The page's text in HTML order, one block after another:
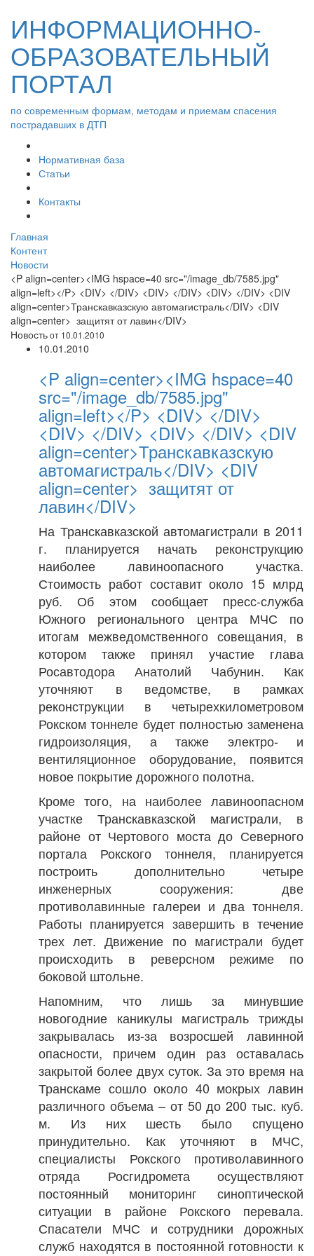
ИНФОРМАЦИОННО-
ОБРАЗОВАТЕЛЬНЫЙ
ПОРТАЛ
по современным формам, методам и приемам спасения
пострадавших в ДТП
Нормативная база
Статьи
Контакты
Главная
Контент
Новости
<P align=center><IMG hspace=40 src="/image_db/7585.jpg"
align=left></P> <DIV> </DIV> <DIV> </DIV> <DIV> </DIV> <DIV
align=center>Транскавказскую автомагистраль</DIV> <DIV
align=center> защитят от лавин</DIV>
Новостьот 10.01.2010
10.01.2010
<P align=center><IMG hspace=40
src="/image_db/7585.jpg"
align=left></P> <DIV> </DIV>
<DIV> </DIV> <DIV> </DIV> <DIV
align=center>Транскавказскую
автомагистраль</DIV> <DIV
align=center> защитят от
лавин</DIV>
На Транскавказской автомагистрали в 2011
г. планируется начать реконструкцию
наиболее лавиноопасного участка.
Стоимость работ составит около 15 млрд
руб. Об этом сообщает пресс-служба
Южного регионального центра МЧС по
итогам межведомственного совещания, в
котором также принял участие глава
Росавтодора Анатолий Чабунин. Как
уточняют в ведомстве, в рамках
реконструкции в четырехкилометровом
Рокском тоннеле будет полностью заменена
гидроизоляция, а также электро- и
вентиляционное оборудование, появится
новое покрытие дорожного полотна.
Кроме того, на наиболее лавиноопасном
участке Транскавказской магистрали, в
районе от Чертового моста до Северного
портала Рокского тоннеля, планируется
построить дополнительно четыре
инженерных сооружения: две
противолавинные галереи и два тоннеля.
Работы планируется завершить в течение
трех лет. Движение по магистрали будет
происходить в реверсном режиме по
боковой штольне.
Напомним, что лишь за минувшие
новогодние каникулы магистраль трижды
закрывалась из-за возросшей лавинной
опасности, причем один раз оставалась
закрытой более двух суток. За это время на
Транскаме сошло около 40 мокрых лавин
различного объема – от 50 до 200 тыс. куб.
м. Из них шесть было спущено
принудительно. Как уточняют в МЧС,
специалисты Рокского противолавинного
отряда Росгидромета осуществляют
постоянный мониторинг синоптической
ситуации в районе Рокского перевала.
Спасатели МЧС и сотрудники дорожных
служб находятся в постоянной готовности к